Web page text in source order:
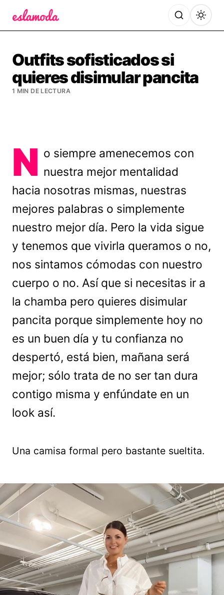
Outfits sofisticados si
quieres disimular pancita
1 MIN DE LECTURA
N o siempre amenecemos con
nuestra mejor mentalidad
hacia nosotras mismas, nuestras
mejores palabras o simplemente
nuestro mejor día. Pero la vida sigue
y tenemos que vivirla queramos o no,
nos sintamos cómodas con nuestro
cuerpo o no. Así que si necesitas ir a
la chamba pero quieres disimular
pancita porque simplemente hoy no
es un buen día y tu confianza no
despertó, está bien, mañana será
mejor; sólo trata de no ser tan dura
contigo misma y enfúndate en un
look así.
Una camisa formal pero bastante sueltita.